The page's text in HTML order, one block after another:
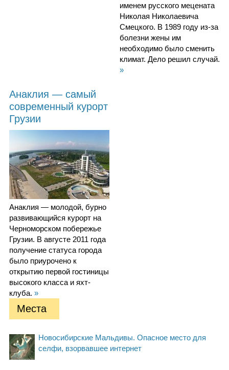
именем русского мецената
Николая Николаевича
Смецкого. В 1989 году из-за
болезни жены им
необходимо было сменить
климат. Дело решил случай.
»
Анаклия — самый
современный курорт
Грузии
Анаклия — молодой, бурно
развивающийся курорт на
Черноморском побережье
Грузии. В августе 2011 года
получение статуса города
было приурочено к
открытию первой гостиницы
высокого класса и яхт-
клуба. »
Места
Новосибирские Мальдивы. Опасное место для
селфи, взорвавшее интернет